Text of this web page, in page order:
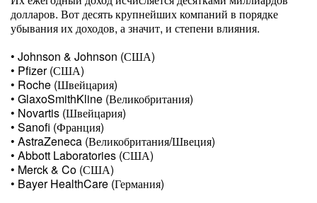
долларов. Вот десять крупнейших компаний в порядке
убывания их доходов, а значит, и степени влияния.
• Johnson & Johnson (США)
• Pfizer (США)
• Roche (Швейцария)
• GlaxoSmithKline (Великобритания)
• Novartis (Швейцария)
• Sanofi (Франция)
• AstraZeneca (Великобритания/Швеция)
• Abbott Laboratories (США)
• Merck & Co (США)
• Bayer HealthCare (Германия)